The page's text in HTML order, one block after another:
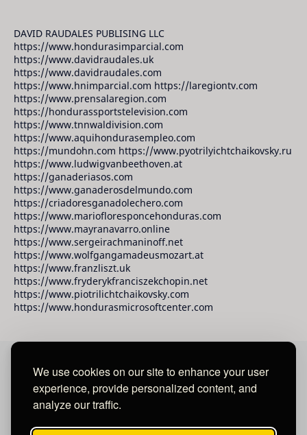
We use cookies on our site to enhance your user
experience, provide personalized content, and
analyze our traffic.
DAVID RAUDALES PUBLISING LLC
https://www.hondurasimparcial.com
https://www.davidraudales.uk
https://www.davidraudales.com
https://www.hnimparcial.com https://laregiontv.com
https://www.prensalaregion.com
https://hondurassportstelevision.com
https://www.tnnwaldivision.com
https://www.aquihondurasempleo.com
https://mundohn.com https://www.pyotrilyichtchaikovsky.ru
https://www.ludwigvanbeethoven.at
https://ganaderiasos.com
https://www.ganaderosdelmundo.com
https://criadoresganadolechero.com
https://www.mariofloresponcehonduras.com
https://www.mayranavarro.online
https://www.sergeirachmaninoff.net
https://www.wolfgangamadeusmozart.at
https://www.franzliszt.uk
https://www.fryderykfranciszekchopin.net
https://www.piotrilichtchaikovsky.com
https://www.hondurasmicrosoftcenter.com
David Raudales Publishing LLC
Salvador.